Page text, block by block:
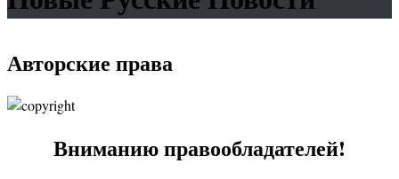
Авторские права
Вниманию правообладателей!